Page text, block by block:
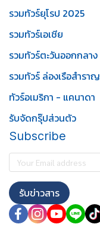
รวมทัวร์ยุโรป 2025
รวมทัวร์เอเชีย
รวมทัวร์ตะวันออกกลาง
รวมทัวร์ ล่องเรือสำราญ
ทัวร์อเมริกา - แคนาดา
รับจัดกรุ๊ปส่วนตัว
Subscribe
รับข่าวสาร